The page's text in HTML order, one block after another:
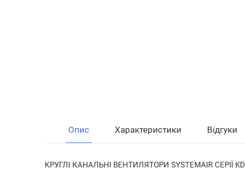
Опис Характеристики Відгуки
КРУГЛІ КАНАЛЬНІ ВЕНТИЛЯТОРИ SYSTEMAIR СЕРІЇ KD